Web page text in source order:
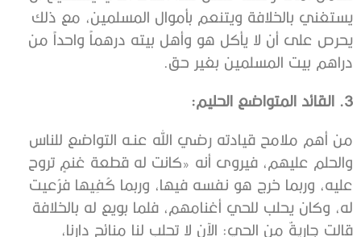
يستغني بالخلافة ويتنعم بأموال المسلمين، مع ذلك
يحرص على أن لا يأكل هو وأهل بيته درهماً واحداً من
دراهم بيت المسلمين بغير حق.
3. القائد المتواضع الحليم:
من أهم ملامح قيادته رضي الله عنـه التواضع للناس
والحلم عليهم، فيروى أنه «كانت له قطعة غنمٍ تروح
عليه، وربما خرج هو نفسه فيها، وربما كُفِيها فرُعيت
له، وكان يحلب للحي أغنامهم، فلما بويع له بالخلافة
قالت جاريةٌ من الحي: الآن لا تحلب لنا منائح دارنا،